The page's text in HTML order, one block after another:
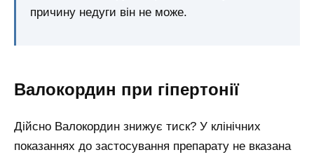
причину недуги він не може.
Валокордин при гіпертонії
Дійсно Валокордин знижує тиск? У клінічних
показаннях до застосування препарату не вказана